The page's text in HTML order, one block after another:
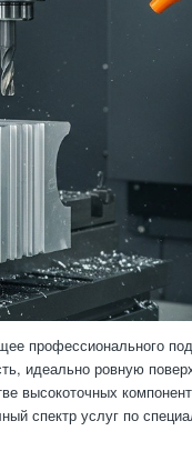
профессионального
идеально ровную
высокоточных
спектр услуг по